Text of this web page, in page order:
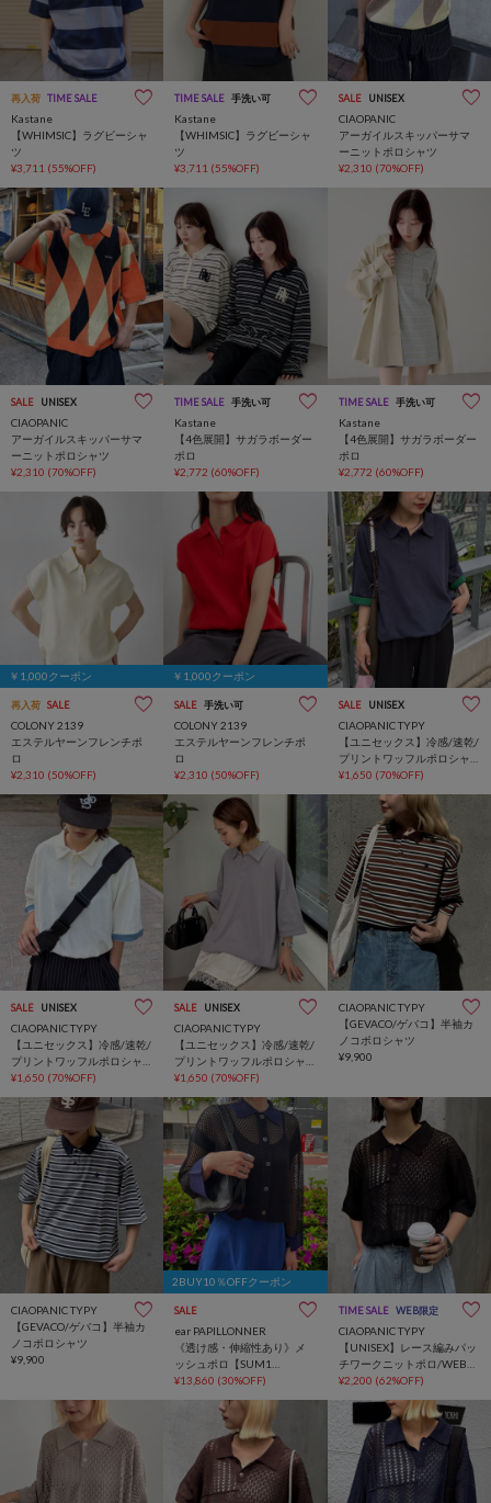
再入荷 TIME SALE
Kastane
【WHIMSIC】ラグビーシャ
ツ
¥3,711 (55%OFF)
TIME SALE 手洗い可
Kastane
【WHIMSIC】ラグビーシャ
ツ
¥3,711 (55%OFF)
SALE UNISEX
CIAOPANIC
アーガイルスキッパーサマ
ーニットポロシャツ
¥2,310 (70%OFF)
SALE UNISEX
CIAOPANIC
アーガイルスキッパーサマ
ーニットポロシャツ
¥2,310 (70%OFF)
TIME SALE 手洗い可
Kastane
【4色展開】サガラボーダー
ポロ
¥2,772 (60%OFF)
TIME SALE 手洗い可
Kastane
【4色展開】サガラボーダー
ポロ
¥2,772 (60%OFF)
￥1,000クーポン
再入荷 SALE
COLONY 2139
エステルヤーンフレンチポ
ロ
¥2,310 (50%OFF)
￥1,000クーポン
SALE 手洗い可
COLONY 2139
エステルヤーンフレンチポ
ロ
¥2,310 (50%OFF)
SALE UNISEX
CIAOPANIC TYPY
【ユニセックス】冷感/速乾/
プリントワッフルポロシャ
ツ
¥1,650 (70%OFF)
SALE UNISEX
CIAOPANIC TYPY
【ユニセックス】冷感/速乾/
プリントワッフルポロシャ
ツ
¥1,650 (70%OFF)
SALE UNISEX
CIAOPANIC TYPY
【ユニセックス】冷感/速乾/
プリントワッフルポロシャ
ツ
¥1,650 (70%OFF)
CIAOPANIC TYPY
【GEVACO/ゲバコ】半袖カ
ノコポロシャツ
¥9,900
CIAOPANIC TYPY
【GEVACO/ゲバコ】半袖カ
ノコポロシャツ
¥9,900
2BUY10％OFFクーポン
SALE
ear PAPILLONNER
《透け感・伸縮性あり》メ
ッシュポロ【SUM1
STYLE(スミスタイル)】
¥13,860 (30%OFF)
TIME SALE WEB限定
CIAOPANIC TYPY
【UNISEX】レース編みパッ
チワークニットポロ/WEB限
定
¥2,200 (62%OFF)